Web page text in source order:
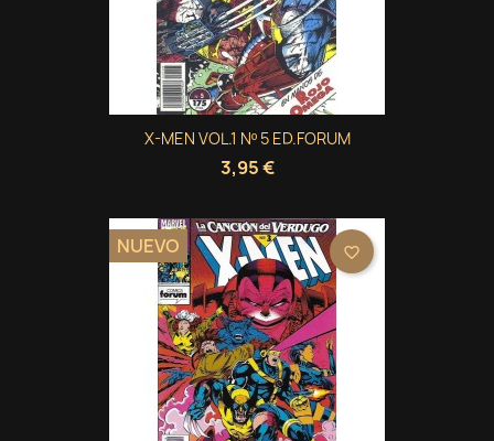
X-MEN VOL.1 Nº 5 ED.FORUM
3,95 €
NUEVO favorite_border